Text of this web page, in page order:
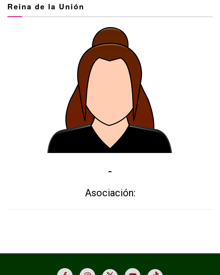
Reina de la Unión
-
Asociación: